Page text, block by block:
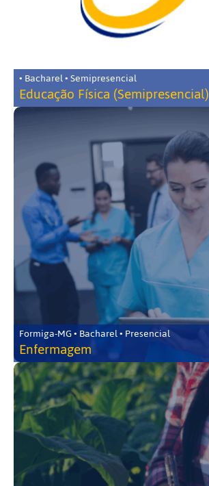
• Bacharel • Semipresencial
Educação Física (Semipresencial)
Formiga-MG • Bacharel • Presencial
Enfermagem